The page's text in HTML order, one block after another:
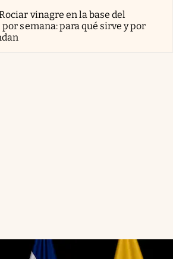
vinagre en la base del
semana: para qué sirve y por